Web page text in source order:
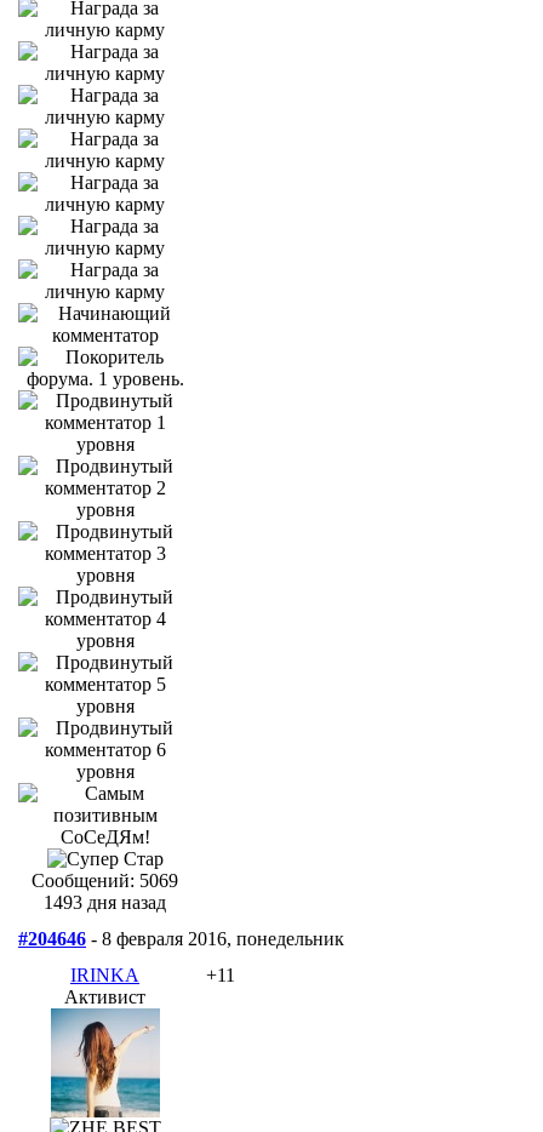
Сообщений: 5069
1493 дня назад
#204646 - 8 февраля 2016, понедельник
IRINKA
Активист
+11